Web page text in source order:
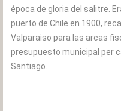
época de gloria del salitre.
puerto de Chile en 1900,
Valparaiso para las arcas
presupuesto municipal per
Santiago.